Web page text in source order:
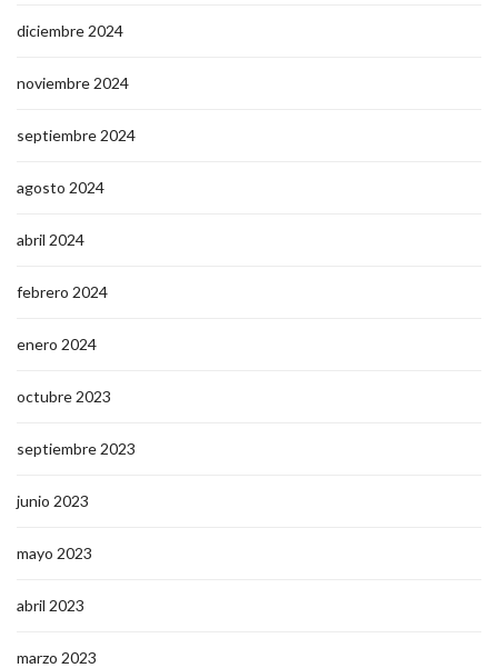
diciembre 2024
noviembre 2024
septiembre 2024
agosto 2024
abril 2024
febrero 2024
enero 2024
octubre 2023
septiembre 2023
junio 2023
mayo 2023
abril 2023
marzo 2023